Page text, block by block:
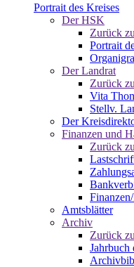
Portrait des Kreises
Der HSK
Zurück
Portrait
Der Landrat
Zurück
Vita
Stellv.
Der
Finanzen und
Zurück
Amtsblätter
Archiv
Zurück
Jahrbuch